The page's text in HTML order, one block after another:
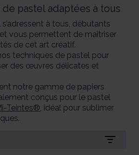
pastel adaptées à tous
à tous, débutants
vous permettent de maîtriser
de cet art créatif.
techniques de pastel pour
des œuvres délicates et
notre gamme de papiers
conçus pour le pastel
Teintes®, idéal pour sublimer